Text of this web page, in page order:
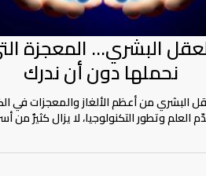
البشري… المعجزة
نحملها دون أن ندرك
البشري من أعظم الألغاز والمعجزات في
العلم وتطور التكنولوجيا، لا يزال كثيرٌ من